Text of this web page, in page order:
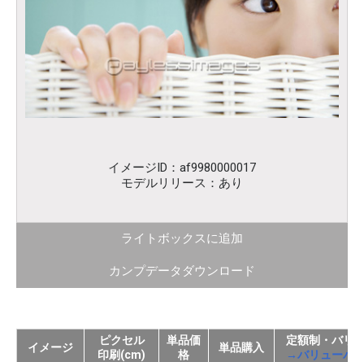
イメージID：af9980000017
モデルリリース：あり
ライトボックスに追加
カンプデータダウンロード
イメージ
ピクセル
印刷(cm)
単品価
格
単品購入
定額制・バリ
→バリューパ